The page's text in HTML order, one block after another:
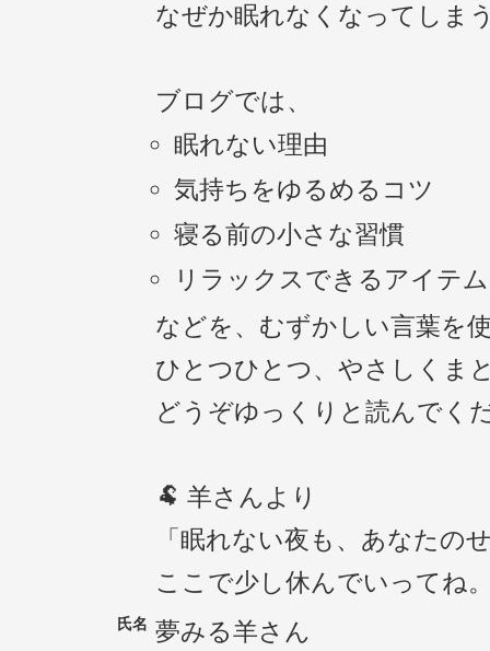
なぜか眠れなくなってしま
ブログでは、
眠れない理由
気持ちをゆるめるコツ
寝る前の小さな習慣
リラックスできるアイテム
などを、むずかしい言葉を
ひとつひとつ、やさしくま
どうぞゆっくりと読んでく
🐏 羊さんより
「眠れない夜も、あなたの
ここで少し休んでいってね
氏名 夢みる羊さん